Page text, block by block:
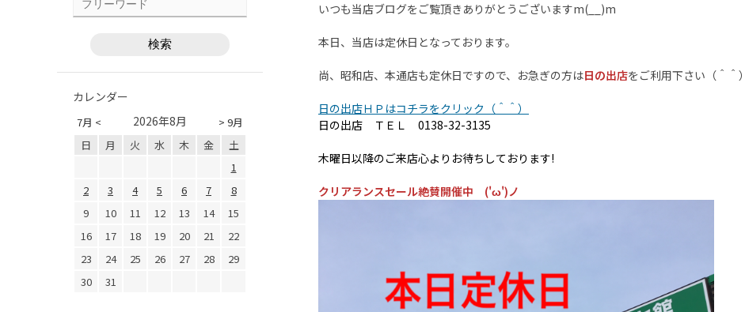
いつも当店ブログをご覧頂きありがとうございますm(__)m
本日、当店は定休日となっております。
尚、昭和店、本通店も定休日ですので、お急ぎの方は日の出店をご利用下さい（＾＾）
日の出店ＨＰはコチラをクリック（＾＾）
日の出店 ＴＥＬ 0138-32-3135
木曜日以降のご来店心よりお待ちしております!
クリアランスセール絶賛開催中 ('ω')ノ
カレンダー
7月 < > 9月
2026年8月
日 月 火 水 木 金
土
1
2
3 4 5 6 7
8
9
10 11 12 13 14
15
16
17 18 19 20 21
22
23
24 25 26 27 28
29
30
31